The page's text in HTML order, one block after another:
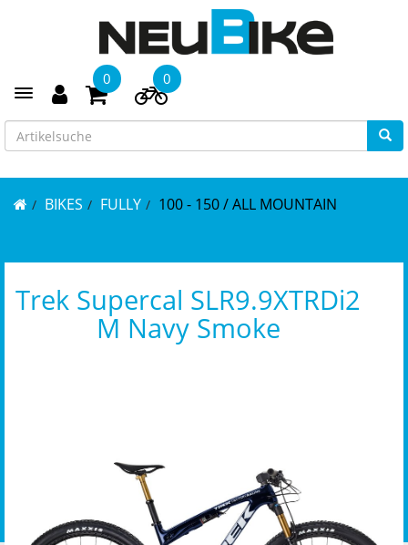
Toggle navigation
0 0
BIKES FULLY 100 - 150 / ALL MOUNTAIN
Trek Supercal SLR9.9XTRDi2
M Navy Smoke